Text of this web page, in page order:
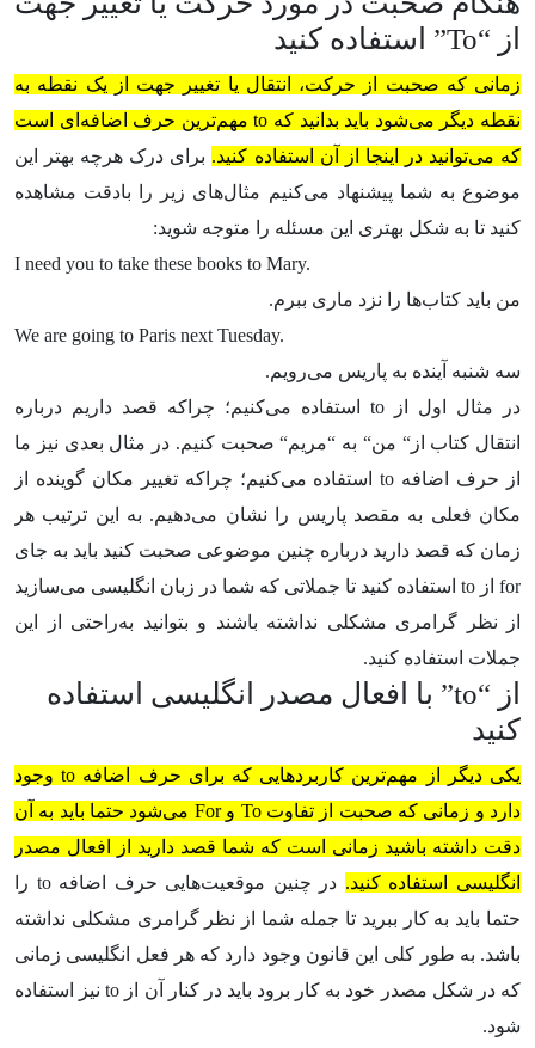
از “To” استفاده کنید
زمانی که صحبت از حرکت، انتقال یا تغییر جهت از یک نقطه به
نقطه دیگر می‌شود باید بدانید که toمهم‌‌ترین حرف اضافه‌ای است
که می‌توانید در اینجا از آن استفاده کنید. برای درک هرچه بهتر این
موضوع به شما پیشنهاد می‌کنیم مثال‌های زیر را بادقت مشاهده
کنید تا به شکل بهتری این مسئله را متوجه شوید:
I need you to take these books to Mary.
من باید کتاب‌ها را نزد ماری ببرم.
We are going to Paris next Tuesday.
سه شنبه آینده به پاریس می‌رویم.
در مثال اول از to استفاده می‌کنیم؛ چراکه قصد داریم درباره
انتقال کتاب از“ من“ به “مریم“صحبت کنیم. در مثال بعدی نیز ما
از حرف اضافه toاستفاده می‌کنیم؛ چراکه تغییر مکان گوینده از
مکان فعلی به مقصد پاریس را نشان می‌دهیم. به این ترتیب هر
زمان که قصد دارید درباره چنین موضوعی صحبت کنید باید به جای
forازto استفاده کنید تا جملاتی که شما در زبان انگلیسی می‌سازید
از نظر گرامری مشکلی نداشته باشند و بتوانید به‌راحتی از این
جملات استفاده کنید.
از “to” با افعال مصدر انگلیسی استفاده
کنید
یکی دیگر از مهم‌ترین کاربردهایی که برای حرف اضافه toوجود
دارد و زمانی که صحبت از تفاوتTo وFor می‌شود حتما باید به آن
دقت داشته باشید زمانی است که شما قصد دارید از افعال مصدر
انگلیسی استفاده کنید. در چنین موقعیت‌هایی حرف اضافهto را
حتما باید به کار ببرید تا جمله شما از نظر گرامری مشکلی نداشته
باشد. به طور کلی این قانون وجود دارد که هر فعل انگلیسی زمانی
که در شکل مصدر خود به کار برود باید در کنار آن از toنیز استفاده
شود.